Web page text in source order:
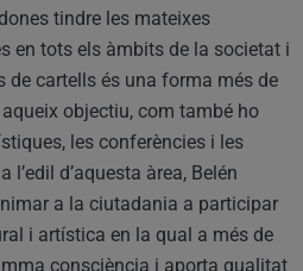
tindre les mateixes
en tots els àmbits de la societat i
de cartells és una forma més de
objectiu, com també ho
les conferències i les
l’edil d’aquesta àrea, Belén
a la ciutadania a participar
i artística en la qual a més de
consciència i aporta qualitat